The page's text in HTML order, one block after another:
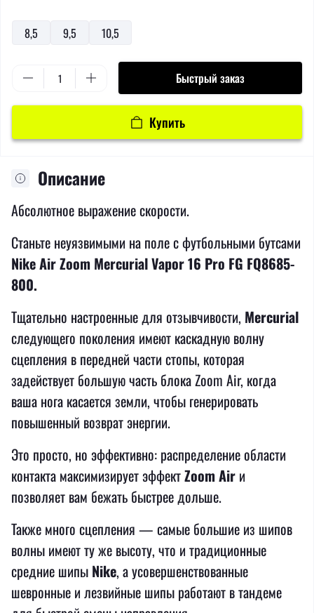
8,5 9,5 10,5
Быстрый заказ
Купить
Описание
Абсолютное выражение скорости.
Станьте неуязвимыми на поле с футбольными бутсами
Nike Air Zoom Mercurial Vapor 16 Pro FG FQ8685-
800.
Тщательно настроенные для отзывчивости, Mercurial
следующего поколения имеют каскадную волну
сцепления в передней части стопы, которая
задействует большую часть блока Zoom Air, когда
ваша нога касается земли, чтобы генерировать
повышенный возврат энергии.
Это просто, но эффективно: распределение области
контакта максимизирует эффектZoom Air и
позволяет вам бежать быстрее дольше.
Также много сцепления — самые большие из шипов
волны имеют ту же высоту, что и традиционные
средние шипы Nike, а усовершенствованные
шевронные и лезвийные шипы работают в тандеме